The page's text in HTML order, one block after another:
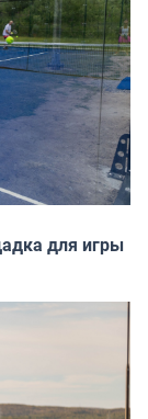
для игры